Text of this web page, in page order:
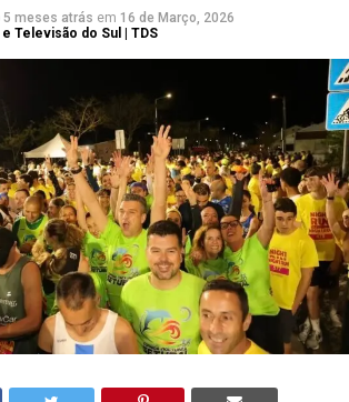
5 meses atrás em 16 de Março, 2026
e Televisão do Sul | TDS